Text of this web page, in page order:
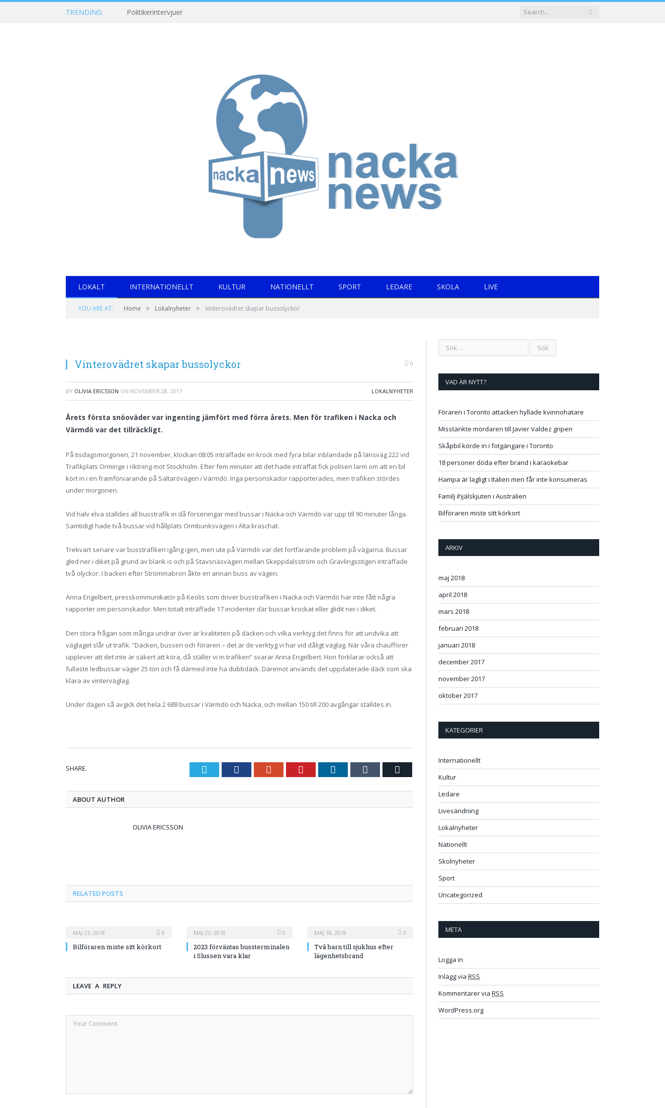
TRENDING Politikerintervjuer
LOKALT INTERNATIONELLT KULTUR NATIONELLT SPORT LEDARE SKOLA LIVE
YOU ARE AT: Home » Lokalnyheter » Vinterovädret skapar bussolyckor
Vinterovädret skapar bussolyckor 0
BY OLIVIA ERICSSON ON NOVEMBER 28, 2017 LOKALNYHETER
Årets första snöoväder var ingenting jämfört med förra årets. Men för trafiken i Nacka och
Värmdö var det tillräckligt.
På tisdagsmorgonen, 21 november, klockan 08:05 inträffade en krock med fyra bilar inblandade på länsväg 222 vid
Trafikplats Orminge i riktning mot Stockholm. Efter fem minuter att det hade inträffat fick polisen larm om att en bil
kört in i en framförvarande på Saltarövägen i Värmdö. Inga personskador rapporterades, men trafiken stördes
under morgonen.
Vid halv elva ställdes all busstrafik in då förseningar med bussar i Nacka och Värmdö var upp till 90 minuter långa.
Samtidigt hade två bussar vid hållplats Ormbunksvägen i Älta kraschat.
Trekvart senare var busstrafiken igång igen, men ute på Värmdö var det fortfarande problem på vägarna. Bussar
gled ner i diket på grund av blank is och på Stavsnäsvägen mellan Skeppdalsström och Grävlingsstigen inträffade
två olyckor. I backen efter Strömmabron åkte en annan buss av vägen.
Anna Engelbert, presskommunikatör på Keolis som driver busstrafiken i Nacka och Värmdö har inte fått några
rapporter om personskador. Men totalt inträffade 17 incidenter där bussar krockat eller glidit ner i diket.
Den stora frågan som många undrar över är kvaliteten på däcken och vilka verktyg det finns för att undvika att
väglaget slår ut trafik. ”Däcken, bussen och föraren – det är de verktyg vi har vid dåligt väglag. När våra chaufförer
upplever att det inte är säkert att köra, då ställer vi in trafiken” svarar Anna Engelbert. Hon förklarar också att
fullaste ledbussar väger 25 ton och få därmed inte ha dubbdäck. Däremot används det uppdaterade däck som ska
klara av vinterväglag.
Under dagen så avgick det hela 2 688 bussar i Värmdö och Nacka, och mellan 150 till 200 avgångar ställdes in.
SHARE. Twitter Facebook Google+ Pinterest LinkedIn Tumblr
ABOUT AUTHOR
OLIVIA ERICSSON
RELATED POSTS
MAJ 23, 2018 0
Bilföraren miste sitt körkort
MAJ 23, 2018 0
2023 förväntas bussterminalen
i Slussen vara klar
MAJ 18, 2018 0
Två barn till sjukhus efter
lägenhetsbrand
LEAVE A REPLY
VAD ÄR NYTT?
Föraren i Toronto attacken hyllade kvinnohatare
Misstänkte mördaren till Javier Valdez gripen
Skåpbil körde in i fotgängare i Toronto
18 personer döda efter brand i karaokebar
Hampa är lagligt i Italien men får inte konsumeras
Familj ihjälskjuten i Australien
Bilföraren miste sitt körkort
ARKIV
maj 2018
april 2018
mars 2018
februari 2018
januari 2018
december 2017
november 2017
oktober 2017
KATEGORIER
Internationellt
Kultur
Ledare
Livesändning
Lokalnyheter
Nationellt
Skolnyheter
Sport
Uncategorized
META
Logga in
Inlägg via RSS
Kommentarer via RSS
WordPress.org